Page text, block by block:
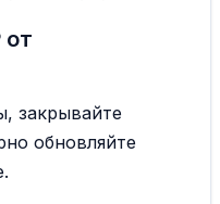
от
закрывайте
обновляйте